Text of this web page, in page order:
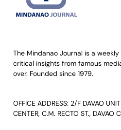
The Mindanao Journal is a
critical insights from famous
over. Founded since 1979.
OFFICE ADDRESS: 2/F DAVAO
CENTER, C.M. RECTO ST., DAVAO